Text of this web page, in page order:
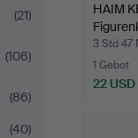
(21)
(106)
(86)
(40)
HAIM
3 Std 47
1 Gebot
22 USD